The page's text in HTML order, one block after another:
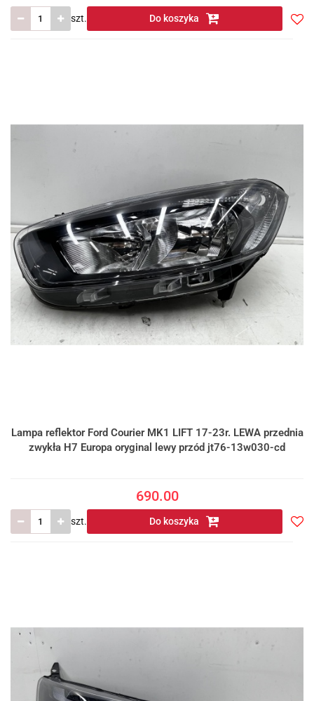
szt. Do koszyka
Lampa reflektor Ford Courier MK1 LIFT 17-23r. LEWA przednia
zwykła H7 Europa oryginal lewy przód jt76-13w030-cd
690.00
szt. Do koszyka